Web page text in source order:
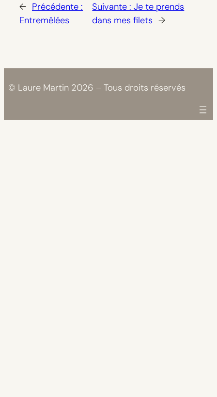
← Précédente :
Entremêlées
Suivante :Je te prends
dans mes filets →
© Laure Martin 2026 – Tous droits réservés